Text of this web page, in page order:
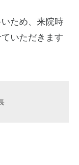
ため、来院時
いただきます